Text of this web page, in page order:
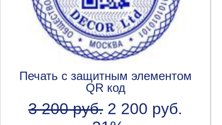
Печать с защитным элементом
QR код
3 200 руб. 2 200 руб.